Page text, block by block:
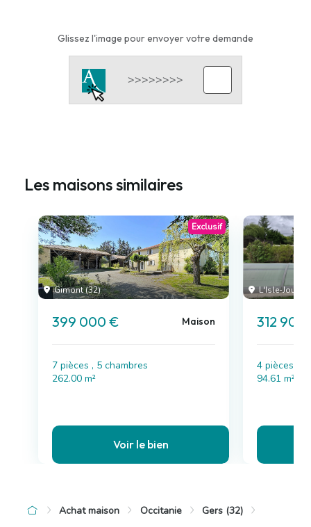
Glissez l'image pour envoyer votre demande
Les maisons similaires
Gimont (32)
Exclusif
399 000 € Maison
7 pièces , 5 chambres
262.00 m²
Voir le bien
L'Isle-
312 900
4 pièces , 3
94.61 m²
Achat maison Occitanie
Gers (32)